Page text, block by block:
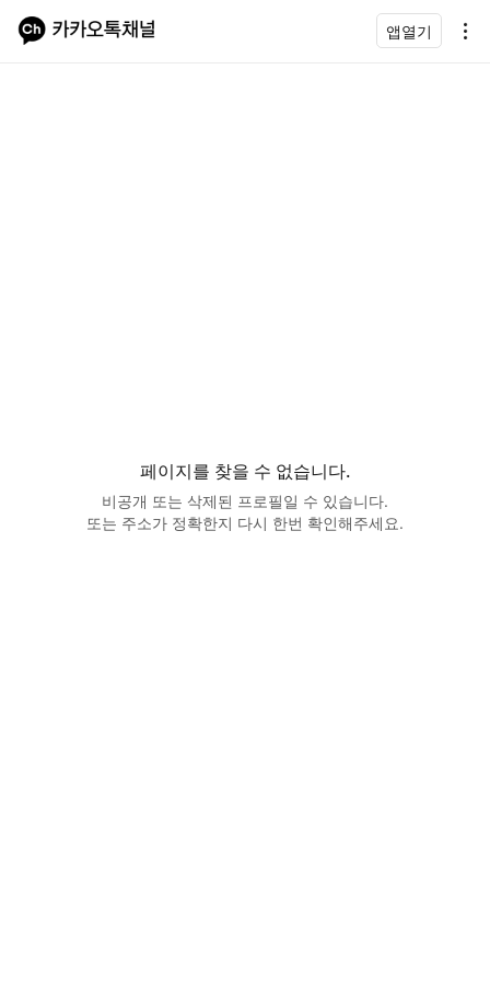
앱열기
페이지를 찾을 수 없습니다.
비공개 또는 삭제된 프로필일 수 있습니다.
또는 주소가 정확한지 다시 한번 확인해주세요.